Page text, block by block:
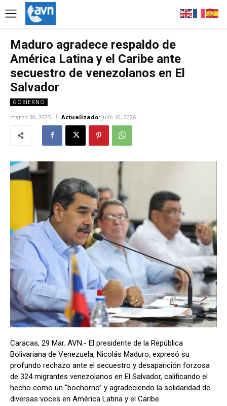
Maduro agradece respaldo de
América Latina y el Caribe ante
secuestro de venezolanos en El
Salvador
GOBIERNO
marzo 30, 2025 Actualizado: julio 10, 2026
Caracas, 29 Mar. AVN.- El presidente de la República
Bolivariana de Venezuela, Nicolás Maduro, expresó su
profundo rechazo ante el secuestro y desaparición forzosa
de 324 migrantes venezolanos en El Salvador, calificando el
hecho como un “bochorno” y agradeciendo la solidaridad de
diversas voces en América Latina y el Caribe.